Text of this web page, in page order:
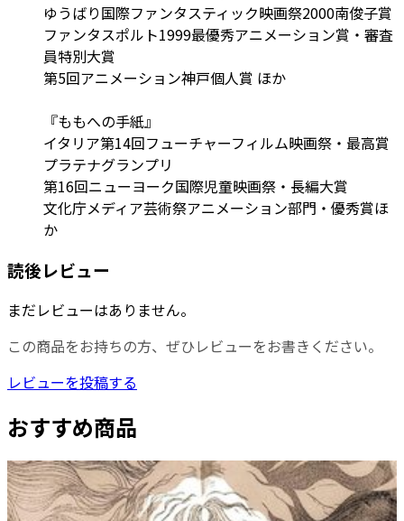
ゆうばり国際ファンタスティック映画祭2000南俊子賞
ファンタスポルト1999最優秀アニメーション賞・審査
員特別大賞
第5回アニメーション神戸個人賞 ほか
『ももへの手紙』
イタリア第14回フューチャーフィルム映画祭・最高賞
プラテナグランプリ
第16回ニューヨーク国際児童映画祭・長編大賞
文化庁メディア芸術祭アニメーション部門・優秀賞ほ
か
読後レビュー
まだレビューはありません。
この商品をお持ちの方、ぜひレビューをお書きください。
レビューを投稿する
おすすめ商品